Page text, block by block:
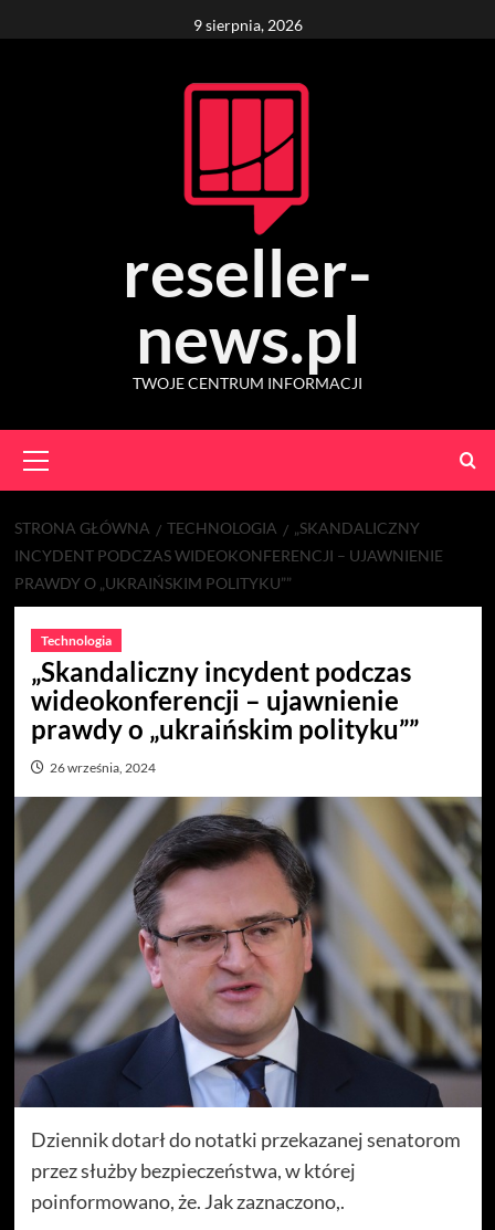
to
9 sierpnia, 2026
reseller-
news.pl
TWOJE CENTRUM INFORMACJI
Menu
STRONA GŁÓWNA TECHNOLOGIA
„SKANDALICZNY
INCYDENT PODCZAS WIDEOKONFERENCJI – UJAWNIENIE
PRAWDY O „UKRAIŃSKIM POLITYKU””
Technologia
„Skandaliczny incydent podczas
wideokonferencji – ujawnienie
prawdy o „ukraińskim polityku””
26 września, 2024
Dziennik dotarł do notatki przekazanej senatorom
przez służby bezpieczeństwa, w której
poinformowano, że. Jak zaznaczono,.